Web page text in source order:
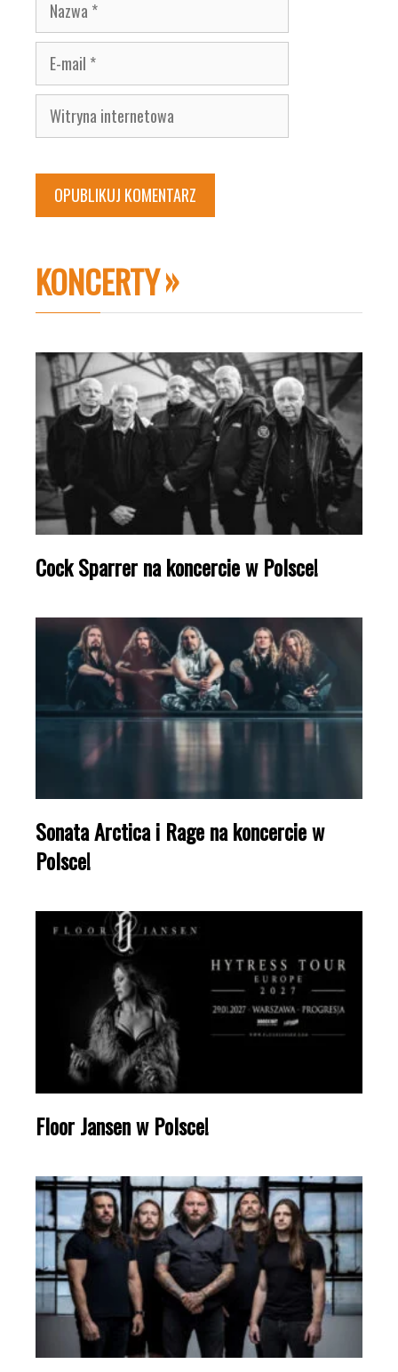
E-
mail
Witryna
internetowa
KONCERTY
Cock Sparrer na koncercie w Polsce!
Sonata Arctica i Rage na koncercie w
Polsce!
Floor Jansen w Polsce!